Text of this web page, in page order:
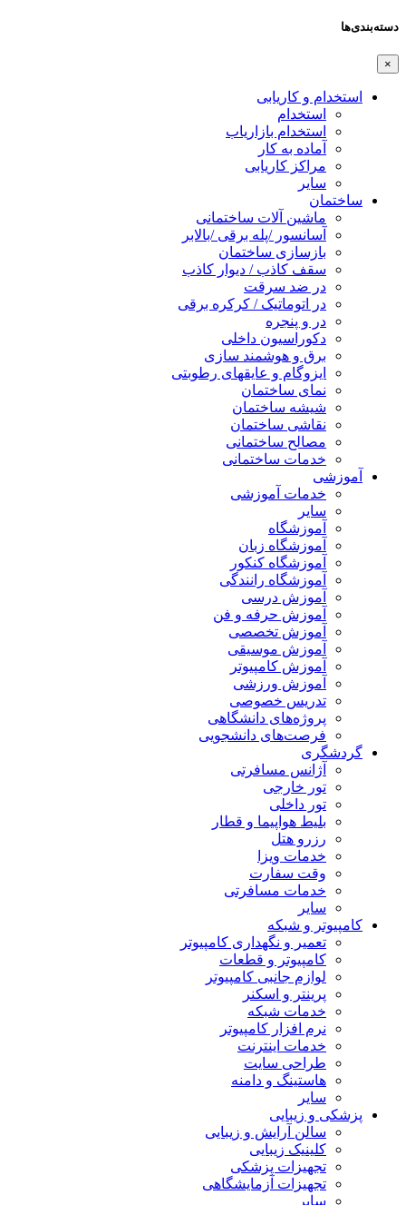
دسته‌بندی‌ها
×
استخدام و کاریابی
استخدام
استخدام بازاریاب
آماده به کار
مراکز کاریابی
سایر
ساختمان
ماشین آلات ساختمانی
آسانسور /پله برقی /بالابر
بازسازی ساختمان
سقف کاذب / دیوار کاذب
در ضد سرقت
در اتوماتیک / کرکره برقی
در و پنجره
دکوراسیون داخلی
برق و هوشمند سازی
ایزوگام و عایقهای رطوبتی
نمای ساختمان
شیشه ساختمان
نقاشی ساختمان
مصالح ساختمانی
خدمات ساختمانی
آموزشی
خدمات آموزشی
سایر
آموزشگاه
آموزشگاه زبان
آموزشگاه کنکور
آموزشگاه رانندگی
آموزش درسی
آموزش حرفه و فن
آموزش تخصصی
آموزش موسیقی
آموزش کامپیوتر
آموزش ورزشی
تدریس خصوصی
پروژه‌های دانشگاهی
فرصت‌های دانشجویی
گردشگری
آژانس مسافرتی
تور خارجی
تور داخلی
بلیط هواپیما و قطار
رزرو هتل
خدمات ویزا
وقت سفارت
خدمات مسافرتی
سایر
کامپیوتر و شبکه
تعمیر و نگهداری کامپیوتر
کامپیوتر و قطعات
لوازم جانبی کامپیوتر
پرینتر و اسکنر
خدمات شبکه
نرم افزار کامپیوتر
خدمات اینترنت
طراحی سایت
هاستینگ و دامنه
سایر
پزشکی و زیبایی
سالن آرایش و زیبایی
کلینیک زیبایی
تجهیزات پزشکی
تجهیزات آزمایشگاهی
سایر